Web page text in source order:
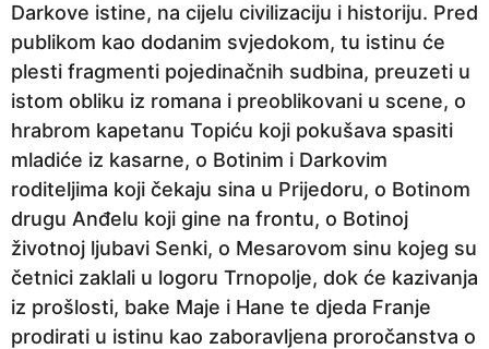
Darkove istine, na cijelu civilizaciju i historiju. Pred
publikom kao dodanim svjedokom, tu istinu će
plesti fragmenti pojedinačnih sudbina, preuzeti u
istom obliku iz romana i preoblikovani u scene, o
hrabrom kapetanu Topiću koji pokušava spasiti
mladiće iz kasarne, o Botinim i Darkovim
roditeljima koji čekaju sina u Prijedoru, o Botinom
drugu Anđelu koji gine na frontu, o Botinoj
životnoj ljubavi Senki, o Mesarovom sinu kojeg su
četnici zaklali u logoru Trnopolje, dok će kazivanja
iz prošlosti, bake Maje i Hane te djeda Franje
prodirati u istinu kao zaboravljena proročanstva o